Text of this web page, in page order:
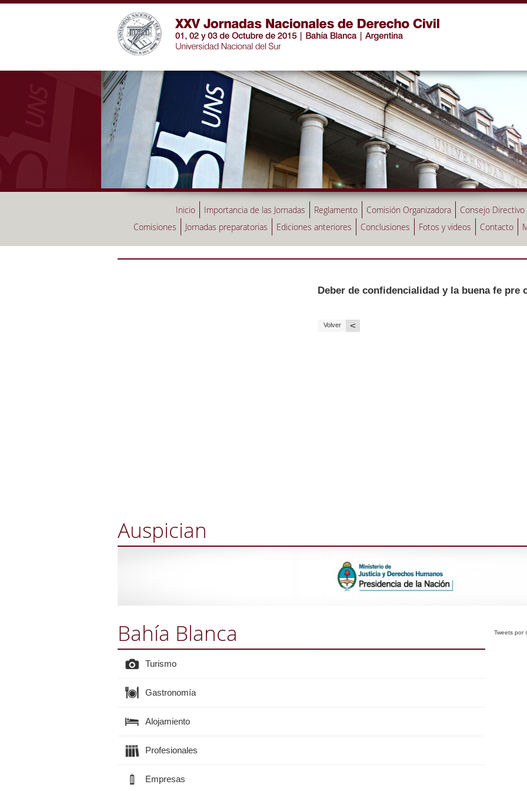
Inicio Importancia de las Jornadas Reglamento Comisión Organizadora Consejo Directivo
Comisiones
Jornadas preparatorias Ediciones anteriores Conclusiones Fotos y videos Contacto
Deber de confidencialidad y la buena fe pre
Volver <
Auspician
Bahía Blanca
Turismo
Gastronomía
Alojamiento
Profesionales
Empresas
Tweets por